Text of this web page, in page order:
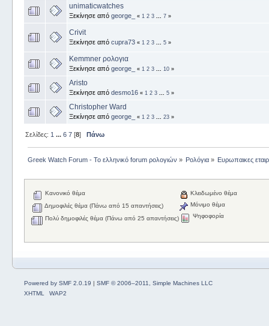
unimaticwatches
Ξεκίνησε από george_ « 1 2 3 7»
Crivit
Ξεκίνησε από cupra73 « 1 2 3 5»
Κemmner ρολογια
Ξεκίνησε από george_ « 1 2 3 10»
Aristo
Ξεκίνησε από desmo16 « 1 2 3 5»
Christopher Ward
Ξεκίνησε από george_ « 1 2 3 23»
Σελίδες: 1 ... 6 7[8] Πάνω
Greek Watch Forum - Το ελληνικό forum ρολογιών » Ρολόγια » Ευρωπαικες
Κανονικό θέμα
Δημοφιλές θέμα (Πάνω από 15 απαντήσεις)
Πολύ δημοφιλές θέμα (Πάνω από 25 απαντήσεις)
Κλειδωμένο θέμα
Μόνιμο θέμα
Ψηφοφορία
Powered by SMF 2.0.19 | SMF © 2006–2011, Simple Machines LLC
XHTML
WAP2